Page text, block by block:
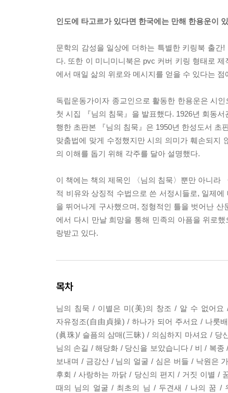
인도에 타고르가 있다면 한국에는 만해 한용운이
문학의 감성을 일상에 더하는 특별한 키링북 출
다. 또한 이 미니미니북은 pvc 커버 키링 형태로
에서 매일 삶의 위로와 메시지를 얻을 수 있다는
독립운동가이자 종교인으로 활동한 한용운은 시
첫 시집 『님의 침묵』을 발표했다. 1926년 회동
행한 초판본 『님의 침묵』은 1950년 한성도서
맞춤법에 맞게 수정했지만 시의 의미가 훼손되지
의 이해를 돕기 위해 각주를 달아 설명했다.
이 책에는 책의 제목인 〈님의 침묵〉뿐만 아니라
적 비유와 상징적 수법으로 쓴 서정시들로, 일제
을 뛰어나게 구사했으며, 정형적인 틀을 벗어난
에서 다시 만날 희망을 통해 민족의 아픔을 위로
랑받고 있다.
목차
님의 침묵 / 이별은 미(美)의 창조 / 알 수 없어
자유정조(自由貞操) / 하나가 되어 주서요 / 나룻
(眞珠)/ 슬픔의 삼매(三昧) / 의심하지 마셔요 / 당
님의 손길 / 해당화 / 당신을 보았습니다 / 비 / 복
보내며 / 금강산 / 님의 얼굴 / 심은 버들 / 낙원은
후회 / 사랑하는 까닭 / 당신의 편지 / 거짓 이별 /
때의 님의 얼굴 / 최초의 님 / 두견새 / 나의 꿈 /